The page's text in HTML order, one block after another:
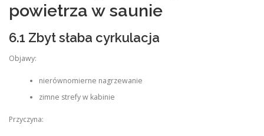
powietrza w saunie
6.1 Zbyt słaba cyrkulacja
Objawy:
nierównomierne nagrzewanie
zimne strefy w kabinie
Przyczyna: